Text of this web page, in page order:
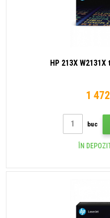
HP 213X
1
buc
ÎN